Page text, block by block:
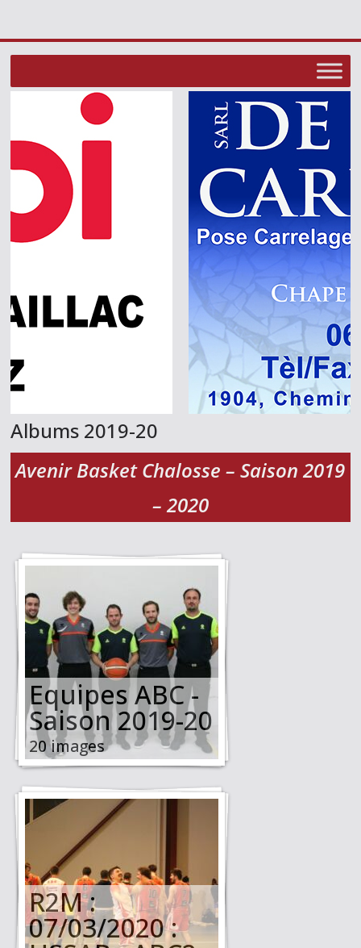
Albums 2019-20
Avenir Basket Chalosse – Saison 2019
– 2020
Equipes ABC -
Saison 2019-20
20 images
R2M :
07/03/2020 :